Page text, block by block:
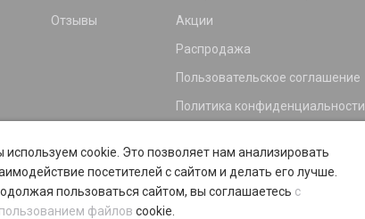
Отзывы
Акции
Распродажа
Пользовательское соглашение
Политика конфиденциальности
Программа лояльности
используем cookie. Это позволяет нам анализировать
посетителей с сайтом и делать его лучше.
пользоваться сайтом, вы соглашаетесь с
файлов cookie.